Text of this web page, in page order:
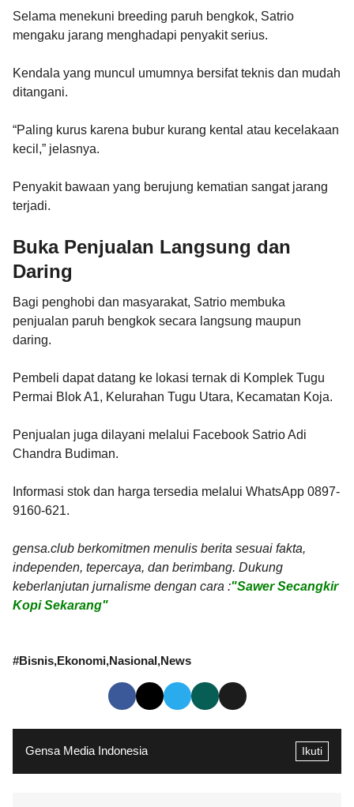
Selama menekuni breeding paruh bengkok, Satrio
mengaku jarang menghadapi penyakit serius.
Kendala yang muncul umumnya bersifat teknis dan mudah
ditangani.
“Paling kurus karena bubur kurang kental atau kecelakaan
kecil,” jelasnya.
Penyakit bawaan yang berujung kematian sangat jarang
terjadi.
Buka Penjualan Langsung dan
Daring
Bagi penghobi dan masyarakat, Satrio membuka
penjualan paruh bengkok secara langsung maupun
daring.
Pembeli dapat datang ke lokasi ternak di Komplek Tugu
Permai Blok A1, Kelurahan Tugu Utara, Kecamatan Koja.
Penjualan juga dilayani melalui Facebook Satrio Adi
Chandra Budiman.
Informasi stok dan harga tersedia melalui WhatsApp 0897-
9160-621.
gensa.club berkomitmen menulis berita sesuai fakta,
independen, tepercaya, dan berimbang. Dukung
keberlanjutan jurnalisme dengan cara :"Sawer Secangkir
Kopi Sekarang"
#Bisnis Ekonomi Nasional News
Gensa Media Indonesia Ikuti